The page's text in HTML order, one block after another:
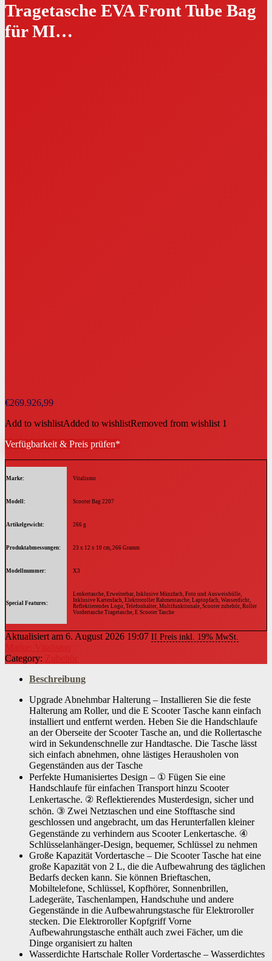
Tragetasche EVA Front Tube Bag
für MI…
€269.926,99
Add to wishlistAdded to wishlistRemoved from wishlist 1
Verfügbarkeit & Preis prüfen*
Marke ‎Vitalismo
Modell ‎Scooter Bag 2207
Artikelgewicht ‎266 g
Produktabmessungen ‎23 x 12 x 10 cm, 266 Gramm
Modellnummer ‎X3
Special Features
‎Lenkertasche, Erweiterbar, Inklusive Münzfach, Foto und Ausweishülle,
Inklusive Kartenfach, Elektroroller Rahmentasche, Laptopfach, Wasserdicht,
Reflektierendes Logo, Telefonhalter, Multifunktionale, Scooter zubehör, Roller
Vordertasche Tragetasche, E Scooter Tasche
Aktualisiert am 6. August 2026 19:07 II Preis inkl. 19% MwSt.
Category:
Beschreibung
Upgrade Abnehmbar Halterung – Installieren Sie die feste
Halterung am Roller, und die E Scooter Tasche kann einfach
installiert und entfernt werden. Heben Sie die Handschlaufe
an der Oberseite der Scooter Tasche an, und die Rollertasche
wird in Sekundenschnelle zur Handtasche. Die Tasche lässt
sich einfach abnehmen, ohne lästiges Herausholen von
Gegenständen aus der Tasche
Perfekte Humanisiertes Design – ① Fügen Sie eine
Handschlaufe für einfachen Transport hinzu Scooter
Lenkertasche. ② Reflektierendes Musterdesign, sicher und
schön. ③ Zwei Netztaschen und eine Stofftasche sind
geschlossen und angebracht, um das Herunterfallen kleiner
Gegenstände zu verhindern aus Scooter Lenkertasche. ④
Schlüsselanhänger-Design, bequemer, Schlüssel zu nehmen
Große Kapazität Vordertasche – Die Scooter Tasche hat eine
große Kapazität von 2 L, die die Aufbewahrung des täglichen
Bedarfs decken kann. Sie können Brieftaschen,
Mobiltelefone, Schlüssel, Kopfhörer, Sonnenbrillen,
Ladegeräte, Taschenlampen, Handschuhe und andere
Gegenstände in die Aufbewahrungstasche für Elektroroller
stecken. Die Elektroroller Kopfgriff Vorne
Aufbewahrungstasche enthält auch zwei Fächer, um die
Dinge organisiert zu halten
Wasserdichte Hartschale Roller Vordertasche – Wasserdichtes